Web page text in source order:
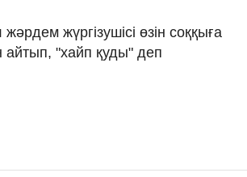
жүргізушісі өзін соққыға
айтып, "хайп қуды" деп